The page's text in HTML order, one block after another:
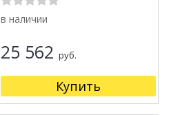
в наличии
25 562 руб.
Купить